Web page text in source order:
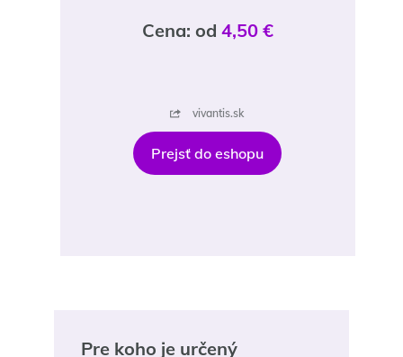
Cena: od 4,50 €
vivantis.sk
Prejsť do eshopu
Pre koho je určený